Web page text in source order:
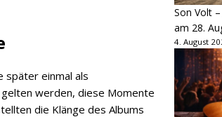
später einmal als
werden, diese Momente
die Klänge des Albums
Son Volt
am 28.
4. August